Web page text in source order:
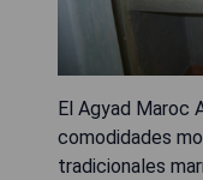
El Agyad Maroc
comodidades
tradicionales